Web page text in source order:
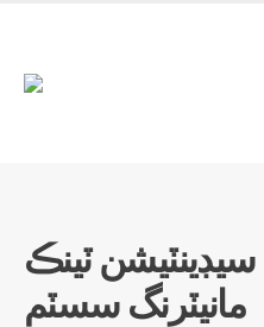
سيڊينٽيشن ٽينڪ
مانيٽرنگ سسٽم